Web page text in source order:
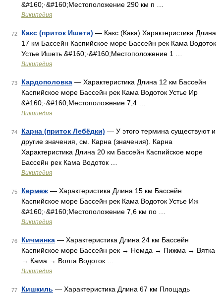
&#160;·&#160;Местоположение 290 км п …
Википедия
72 Какс (приток Ишети) — Какс (Кака) Характеристика Длина
17 км Бассейн Каспийское море Бассейн рек Кама Водоток
Устье Ишеть &#160;·&#160;Местоположение 1 …
Википедия
73 Кардополовка — Характеристика Длина 12 км Бассейн
Каспийское море Бассейн рек Кама Водоток Устье Ир
&#160;·&#160;Местоположение 7,4 …
Википедия
74 Карна (приток Лебёдки) — У этого термина существуют и
другие значения, см. Карна (значения). Карна
Характеристика Длина 20 км Бассейн Каспийское море
Бассейн рек Кама Водоток …
Википедия
75 Кермеж — Характеристика Длина 15 км Бассейн
Каспийское море Бассейн рек Кама Водоток Устье Иж
&#160;·&#160;Местоположение 7,6 км по …
Википедия
76 Кичминка — Характеристика Длина 24 км Бассейн
Каспийское море Бассейн рек → Немда → Пижма → Вятка
→ Кама → Волга Водоток …
Википедия
77 Кишкиль — Характеристика Длина 67 км Площадь